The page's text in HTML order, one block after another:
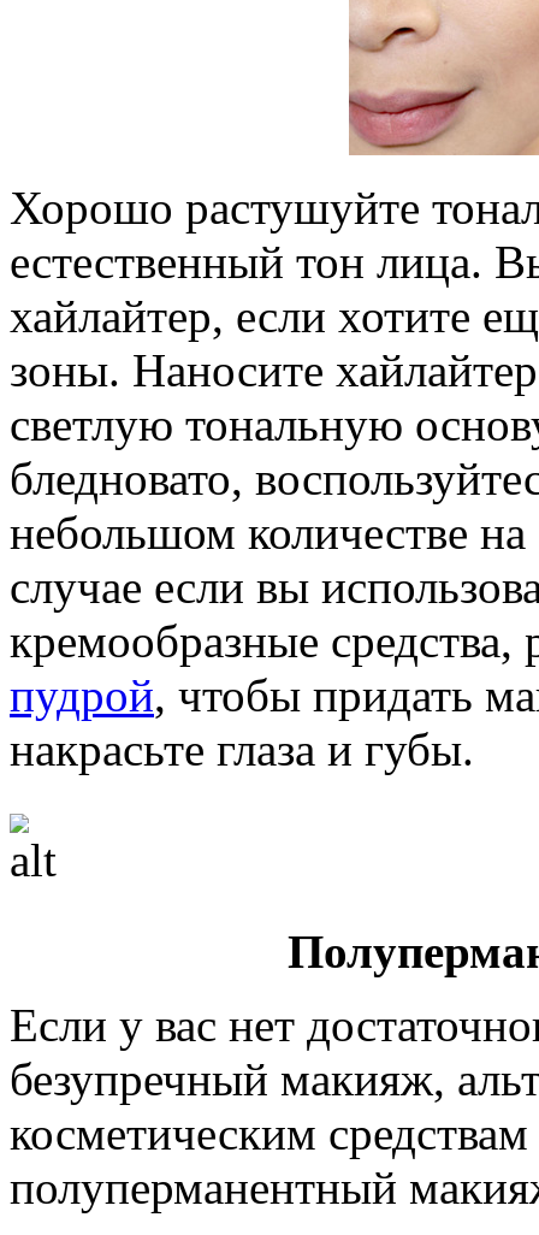
Хорошо растушуйте
естественный тон лица.
хайлайтер, если хотите
зоны. Наносите
светлую тональную
бледновато,
небольшом количестве
случае если вы
кремообразные средства,
пудрой, чтобы придать
накрасьте глаза и губы.
Если у вас нет
безупречный макияж,
косметическим
полуперманентный